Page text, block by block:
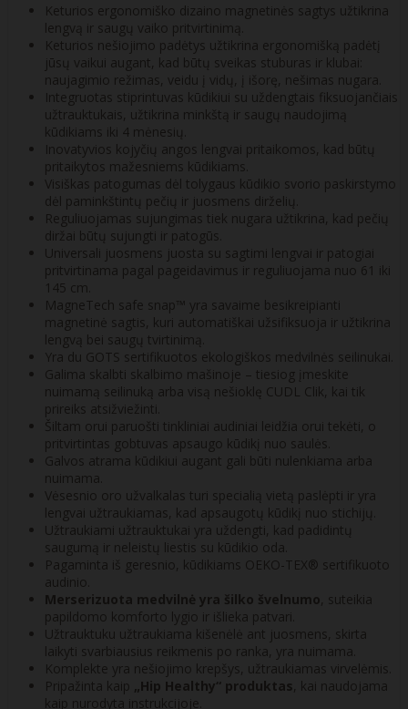
Keturios ergonomiško dizaino magnetinės sagtys užtikrina
lengvą ir saugų vaiko pritvirtinimą.
Keturios nešiojimo padėtys užtikrina ergonomišką padėtį
jūsų vaikui augant, kad būtų sveikas stuburas ir klubai:
naujagimio režimas, veidu į vidų, į išorę, nešimas nugara.
Integruotas stiprintuvas kūdikiui su uždengtais fiksuojančiais
užtrauktukais, užtikrina minkštą ir saugų naudojimą
kūdikiams iki 4 mėnesių.
Inovatyvios kojyčių angos lengvai pritaikomos, kad būtų
pritaikytos mažesniems kūdikiams.
Visiškas patogumas dėl tolygaus kūdikio svorio paskirstymo
dėl paminkštintų pečių ir juosmens dirželių.
Reguliuojamas sujungimas tiek nugara užtikrina, kad pečių
diržai būtų sujungti ir patogūs.
Universali juosmens juosta su sagtimi lengvai ir patogiai
pritvirtinama pagal pageidavimus ir reguliuojama nuo 61 iki
145 cm.
MagneTech safe snap™ yra savaime besikreipianti
magnetinė sagtis, kuri automatiškai užsifiksuoja ir užtikrina
lengvą bei saugų tvirtinimą.
Yra du GOTS sertifikuotos ekologiškos medvilnės seilinukai.
Galima skalbti skalbimo mašinoje – tiesiog įmeskite
nuimamą seilinuką arba visą nešioklę CUDL Clik, kai tik
prireiks atsižviežinti.
Šiltam orui paruošti tinkliniai audiniai leidžia orui tekėti, o
pritvirtintas gobtuvas apsaugo kūdikį nuo saulės.
Galvos atrama kūdikiui augant gali būti nulenkiama arba
nuimama.
Vėsesnio oro užvalkalas turi specialią vietą paslėpti ir yra
lengvai užtraukiamas, kad apsaugotų kūdikį nuo stichijų.
Užtraukiami užtrauktukai yra uždengti, kad padidintų
saugumą ir neleistų liestis su kūdikio oda.
Pagaminta iš geresnio, kūdikiams OEKO-TEX®️ sertifikuoto
audinio.
Merserizuota medvilnė yra šilko švelnumo , suteikia
papildomo komforto lygio ir išlieka patvari.
Užtrauktuku užtraukiama kišenėlė ant juosmens, skirta
laikyti svarbiausius reikmenis po ranka, yra nuimama.
Komplekte yra nešiojimo krepšys, užtraukiamas virvelėmis.
Pripažinta kaip „Hip Healthy“ produktas , kai naudojama
kaip nurodyta instrukcijoje.